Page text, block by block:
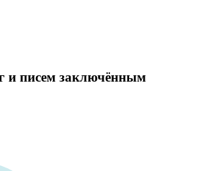
и писем заключённым